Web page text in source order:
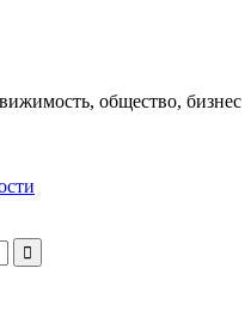
общество, бизнес